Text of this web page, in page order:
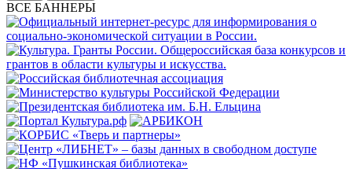
ВСЕ БАННЕРЫ